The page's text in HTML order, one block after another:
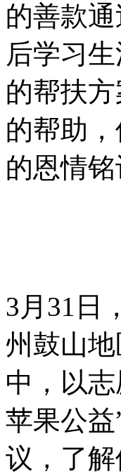
的善款
后学习
的帮扶
的帮助
的恩情
3月31日
州鼓山
中，以
苹果公
议，了